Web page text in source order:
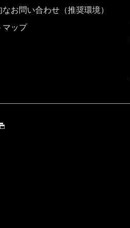
お問い合わせ（推奨環境）
マップ